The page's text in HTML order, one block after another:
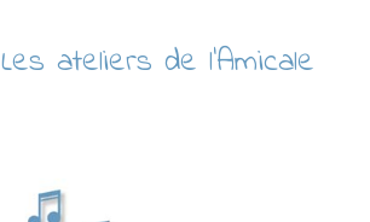
Les ateliers de l’Amicale